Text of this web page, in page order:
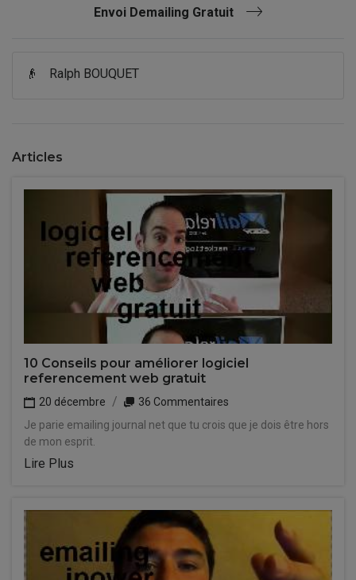
Envoi Demailing Gratuit
👴 Ralph BOUQUET
Articles
10 Conseils pour améliorer logiciel
referencement web gratuit
20 décembre
36 Commentaires
Je parie emailing journal net que tu crois que je dois être hors
de mon esprit.
Lire Plus